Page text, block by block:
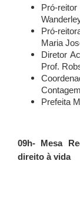
Pró-
Pró-
Maria
Diretor
Prof.
Prefeita
09h- Mesa
direito à vida